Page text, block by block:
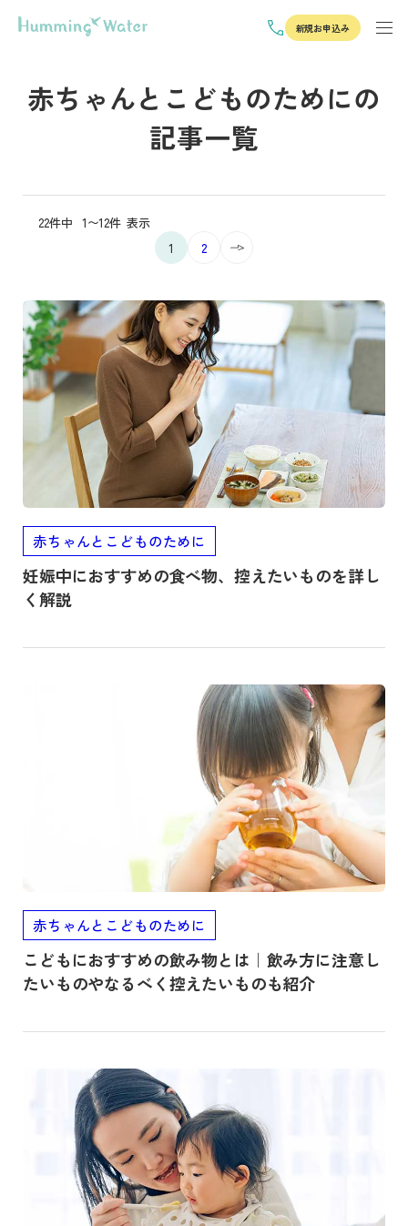
新規お申込み
赤ちゃんとこどものためにの
記事一覧
22件中 1〜12件 表示
1
2
赤ちゃんとこどものために
妊娠中におすすめの食べ物、控えたいものを詳し
く解説
記事を読む
赤ちゃんとこどものために
こどもにおすすめの飲み物とは｜飲み方に注意し
たいものやなるべく控えたいものも紹介
記事を読む